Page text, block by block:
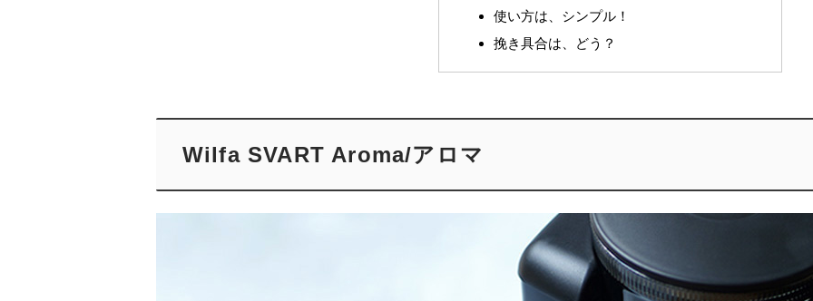
使い方は、シンプル！
挽き具合は、どう？
Wilfa SVART Aroma/アロマ